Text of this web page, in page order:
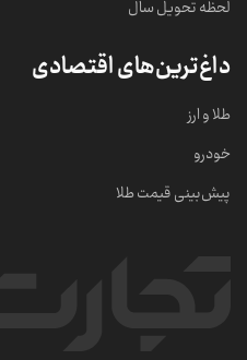
لحظه تحویل سال
داغ‌ترین‌های اقتصادی
طلا و ارز
خودرو
پیش‌بینی قیمت طلا